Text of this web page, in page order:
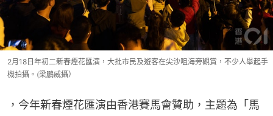
2月18日年初二新春煙花匯演，大批市民及遊客在尖沙咀海旁觀賞，不少人舉起手
機拍攝。(梁鵬威攝）
，今年新春煙花匯演由香港賽馬會贊助，主題為「馬